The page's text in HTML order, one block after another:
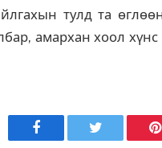
тулд та
амархан хоол
Facebook Twitter